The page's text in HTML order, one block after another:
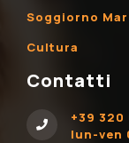
Soggiorno
Cultura
Contatti
+39 320
lun-ven